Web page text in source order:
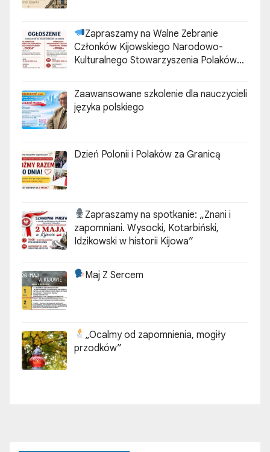
Zapraszamy na Walne Zebranie
Członków Kijowskiego Narodowo-
Kulturalnego Stowarzyszenia Polaków
Zaawansowane szkolenie dla nauczycieli
języka polskiego
Dzień Polonii i Polaków za Granicą
Zapraszamy na spotkanie: „Znani i
zapomniani. Wysocki, Kotarbiński,
Idzikowski w historii Kijowa”
Maj Z Sercem
„Ocalmy od zapomnienia, mogiły
przodków”